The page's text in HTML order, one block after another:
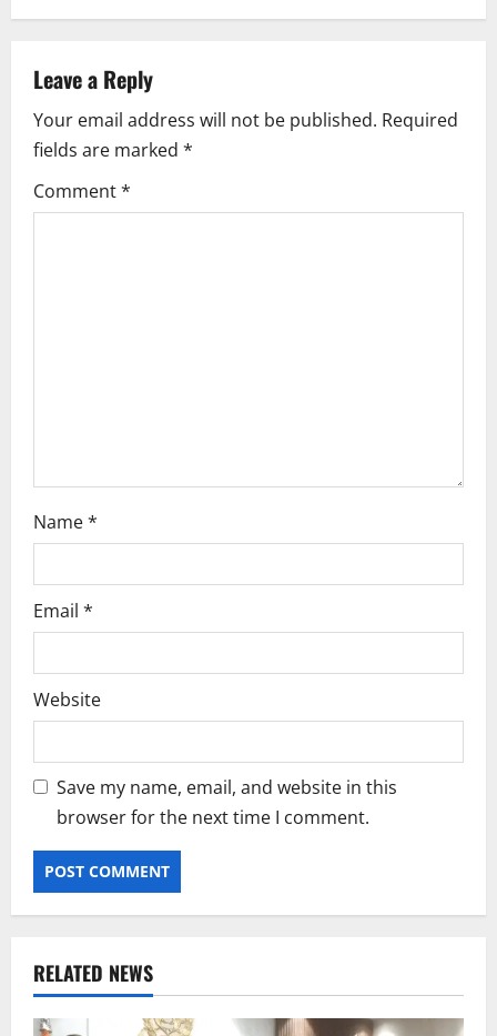
a
v
i
g
a
Leave a Reply
Your email address will not be published. Required
fields are marked *
Comment*
Name*
Email *
Website
Save my name, email, and website in this
browser for the next time I comment.
RELATED NEWS